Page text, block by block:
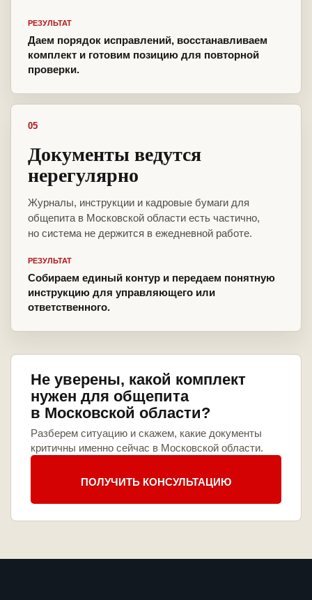
РЕЗУЛЬТАТ
Даем порядок исправлений, восстанавливаем
комплект и готовим позицию для повторной
проверки.
05
Документы ведутся
нерегулярно
Журналы, инструкции и кадровые бумаги для
общепита в Московской области есть частично,
но система не держится в ежедневной работе.
РЕЗУЛЬТАТ
Собираем единый контур и передаем понятную
инструкцию для управляющего или
ответственного.
Не уверены, какой комплект
нужен для общепита
в Московской области?
Разберем ситуацию и скажем, какие документы
критичны именно сейчас в Московской области.
ПОЛУЧИТЬ КОНСУЛЬТАЦИЮ